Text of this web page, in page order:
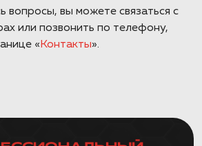
вопросы, вы можете связаться с
или позвонить по телефону,
«Контакты».